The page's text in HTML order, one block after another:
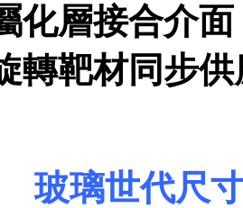
化層接合介
轉靶材同步供
玻璃世代尺